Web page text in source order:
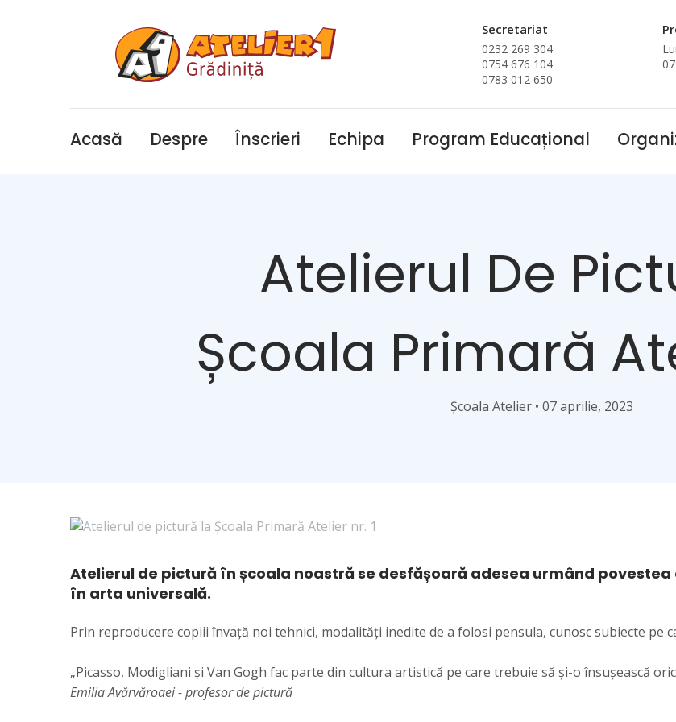
Secretariat
0232 269 304
0754 676 104
0783 012 650
Acasă Despre Înscrieri Echipa Program Educațional
Atelierul De
Școala Primară
Școala Atelier • 07 aprilie, 2023
Atelierul de pictură în școala noastră se desfășoară adesea urmând
în arta universală.
Prin reproducere copiii învață noi tehnici, modalități inedite de a folosi pensula, cunosc subiecte pe
„Picasso, Modigliani și Van Gogh fac parte din cultura artistică pe care trebuie să și-o însușească
Emilia Avărvăroaei - profesor de pictură